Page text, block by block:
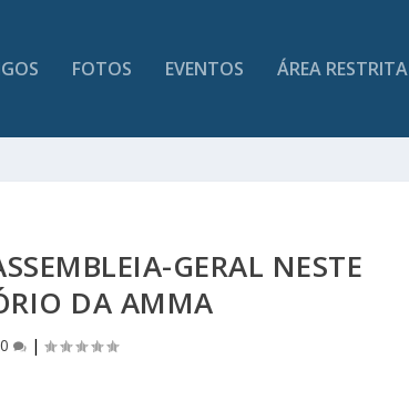
FOTOS EVENTOS ÁREA RESTRITA
GERAL NESTE
DA AMMA
0 |